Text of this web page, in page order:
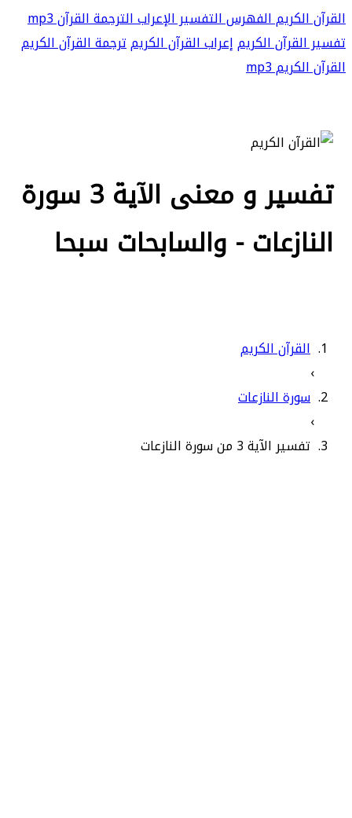
القرآن الكريمالفهرسالتفسيرالإعرابالترجمةالقرآن mp3
تفسير القرآن الكريمإعراب القرآن الكريمترجمة القرآن الكريم
القرآن الكريم mp3
تفسير و معنى الآية 3 سورة
النازعات - والسابحات سبحا
القرآن الكريم
›
سورة النازعات
›
تفسير الآية 3 من سورة النازعات